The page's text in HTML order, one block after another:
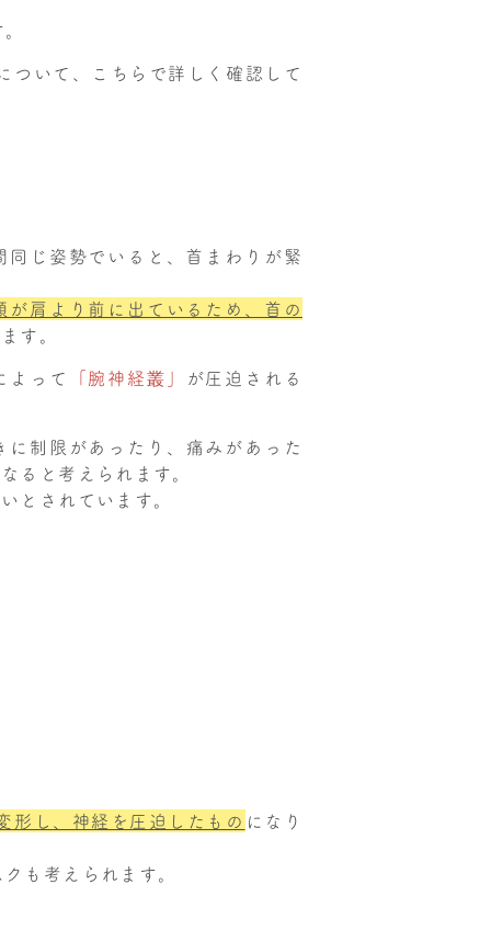
ついて、こちらで詳しく確認して
じ姿勢でいると、首まわりが緊
肩より前に出ているため、首の
す。
よって
「腕神経叢」
が圧迫される
に制限があったり、痛みがあった
ると考えられます。
とされています。
形し、神経を圧迫したもの になり
も考えられます。